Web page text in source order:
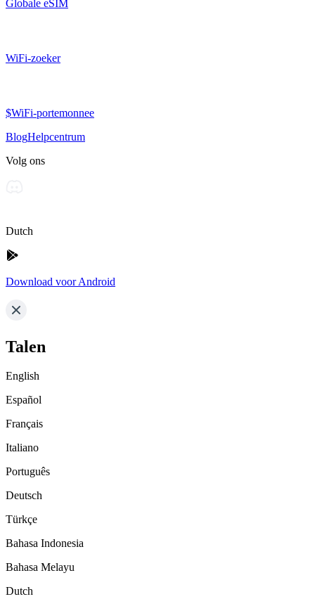
Globale eSIM
WiFi-zoeker
$WiFi-portemonnee
BlogHelpcentrum
Volg ons
Dutch
Download voor Android
Talen
English
Español
Français
Italiano
Português
Deutsch
Türkçe
Bahasa Indonesia
Bahasa Melayu
Dutch